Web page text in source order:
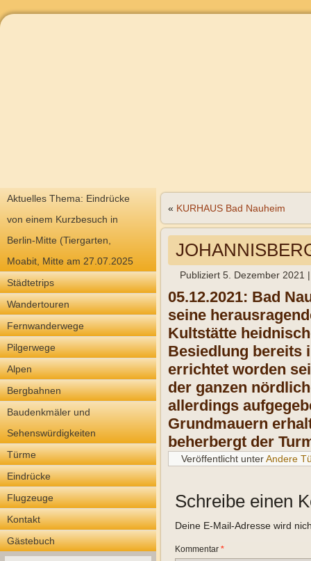
Aktuelles Thema: Eindrücke
von einem Kurzbesuch in
Berlin-Mitte (Tiergarten,
Moabit, Mitte am 27.07.2025
Städtetrips
Wandertouren
Fernwanderwege
Pilgerwege
Alpen
Bergbahnen
Baudenkmäler und
Sehenswürdigkeiten
Türme
Eindrücke
Flugzeuge
Kontakt
Gästebuch
« KURHAUS Bad Nauheim
Publiziert 5. Dezember 2021
05.12.2021: Bad
seine
Kultstätte
Besiedlung bereits
errichtet worden
der ganzen
allerdings
Grundmauern
beherbergt der
Veröffentlicht unterAndere
Schreibe einen
Deine E-Mail-Adresse wird
Kommentar *